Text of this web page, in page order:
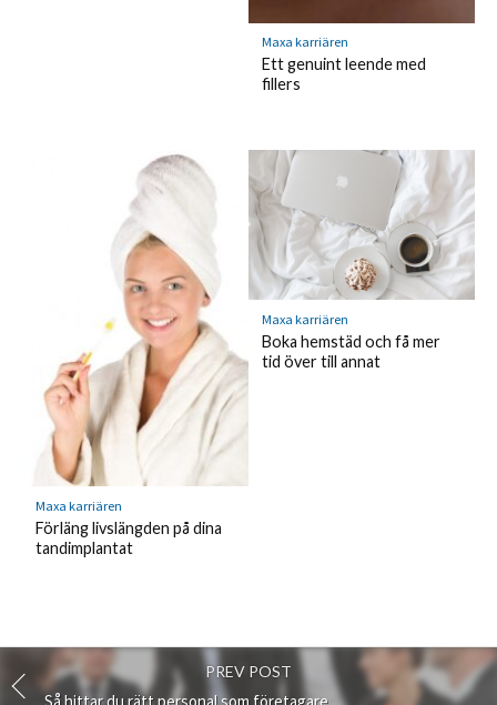
Maxa karriären
Ett genuint leende med
fillers
Maxa karriären
Förläng livslängden på dina
tandimplantat
Maxa karriären
Boka hemstäd och få mer
tid över till annat
PREV POST